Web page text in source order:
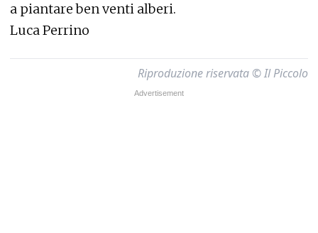
a piantare ben venti alberi.
Luca Perrino
Riproduzione riservata © Il Piccolo